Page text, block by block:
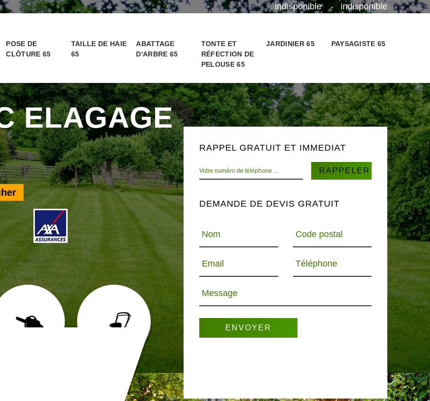
indisponible - indisponible
POSE DE
CLÔTURE 65
TAILLE DE HAIE
65
ABATTAGE
D'ARBRE 65
TONTE ET
RÉFECTION DE
PELOUSE 65
JARDINIER 65 PAYSAGISTE 65
ELAGAGE
TONTE ET RÉFECTION
DE PELOUSE 65
JARDINIER 65 ELAGUEUR 65
RAPPEL GRATUIT ET IMMEDIAT
DEMANDE DE DEVIS GRATUIT
Nom Code postal
Email Téléphone
Message